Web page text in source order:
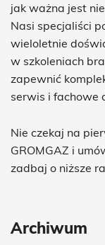
jak ważna jest
Nasi specjaliści
wieloletnie
w szkoleniach
zapewnić
serwis i fachowe
Nie czekaj na
GROMGAZ i
zadbaj o niższe
Archiwum